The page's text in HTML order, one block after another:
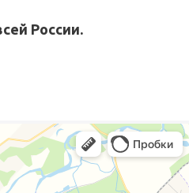
России.